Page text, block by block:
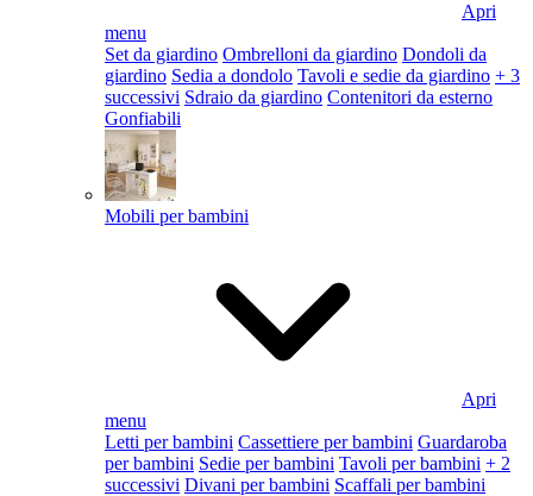
Apri
menu
Set da giardino Ombrelloni da giardino Dondoli da
giardino Sedia a dondolo Tavoli e sedie da giardino + 3
successivi Sdraio da giardino Contenitori da esterno
Gonfiabili
Mobili per bambini
Apri
menu
Letti per bambini Cassettiere per bambini Guardaroba
per bambini Sedie per bambini Tavoli per bambini + 2
successivi Divani per bambini Scaffali per bambini